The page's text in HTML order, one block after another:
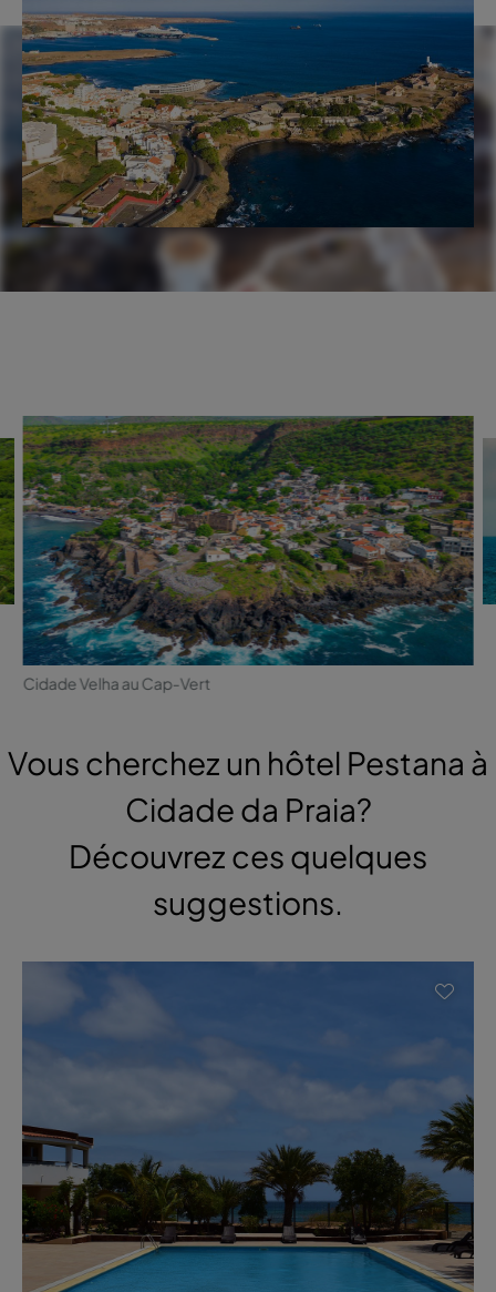
Cidade Velha au Cap-Vert
Vous cherchez un hôtel Pestana à
Cidade da Praia?
Découvrez ces quelques
suggestions.